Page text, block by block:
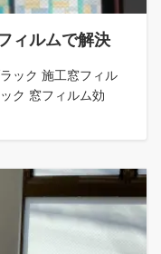
ィルムで解決
ック 施工窓フィル
窓フィルム効